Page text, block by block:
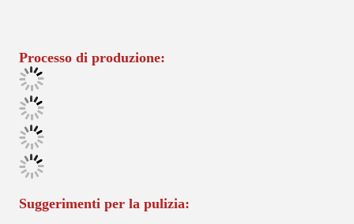
Processo di produzione:
Suggerimenti per la pulizia: